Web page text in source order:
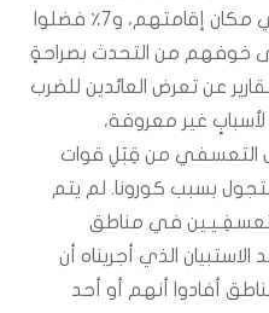
الجسدي أو الأذى الجسدي في مكان إقامتهم، و٧٪ فضلوا
خوفهم من التحدث بصراحةٍ
عن تعرض العائدين للضرب
غير معروفة،
التعسفي من قِبَلِ قوات
التجول بسبب كورونا. لم يتم
التعسفِـيـين في مناطق
الذي أجريناه أن
أفادوا أنهم أو أحد